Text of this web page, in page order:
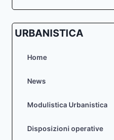
URBANISTICA
Home
News
Modulistica Urbanistica
Disposizioni operative